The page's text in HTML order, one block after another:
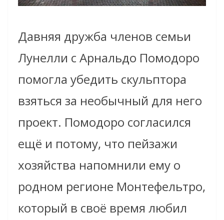
Давняя дружба членов семьи
Лунелли с Арнальдо Помодоро
помогла убедить скульптора
взяться за необычный для него
проект. Помодоро согласился
ещё и потому, что пейзажи
хозяйства напомнили ему о
родном регионе Монтефельтро,
который в своё время любил